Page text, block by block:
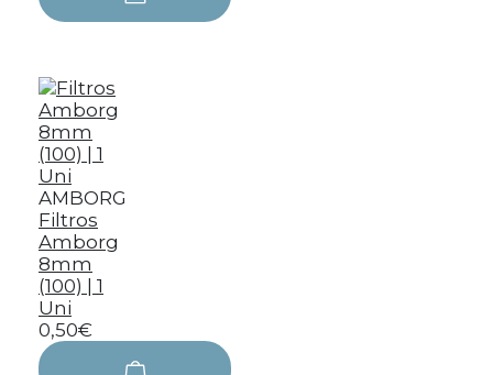
AMBORG
Filtros
Amborg
8mm
(100) | 1
Uni
0,50€